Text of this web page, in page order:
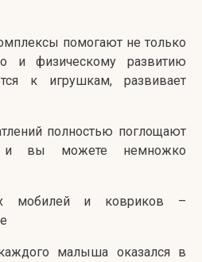
помогают не только
и физическому развитию
к игрушкам, развивает
полностью поглощают
и вы можете немножко
мобилей и ковриков –
малыша оказался в